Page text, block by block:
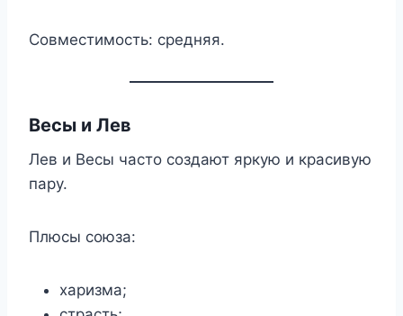
Совместимость: средняя.
Весы и Лев
Лев и Весы часто создают яркую и красивую
пару.
Плюсы союза:
харизма;